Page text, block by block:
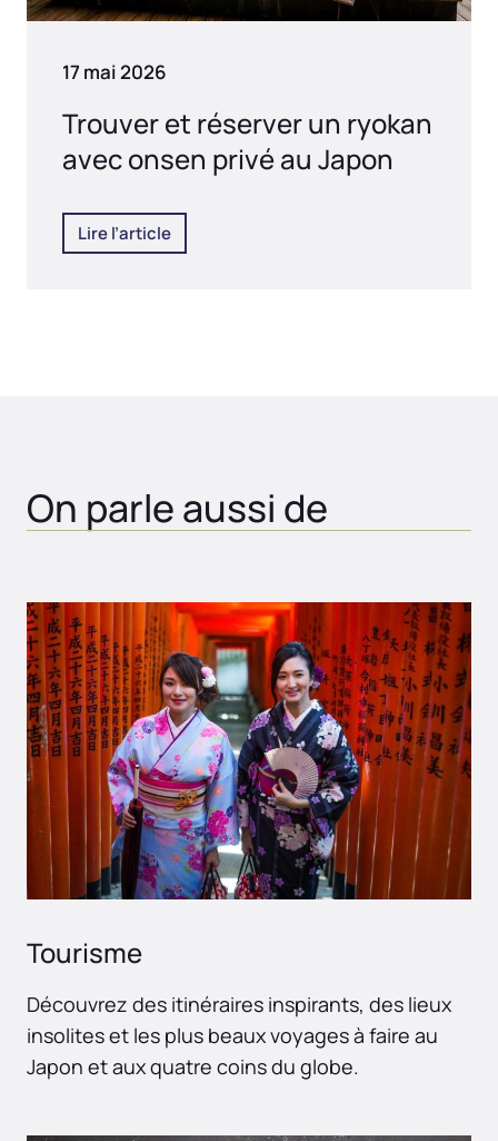
17 mai 2026
Trouver et réserver un ryokan
avec onsen privé au Japon
Lire l’article
On parle aussi de
Tourisme
Découvrez des itinéraires inspirants, des lieux
insolites et les plus beaux voyages à faire au
Japon et aux quatre coins du globe.